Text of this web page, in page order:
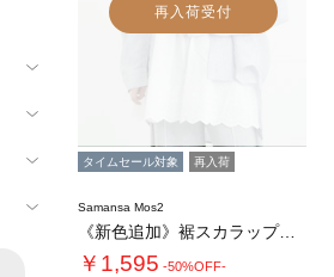
再入荷受付
タイムセール対象 再入荷
Samansa Mos2
《新色追加》裾スカラップレースノースリーブイ…
￥1,595 -50%OFF-